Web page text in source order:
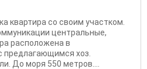
квартира со своим участком.
центральные,
расположена в
предлагающимся хоз.
До моря 550 метров....